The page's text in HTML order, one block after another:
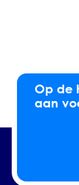
Op de
aan